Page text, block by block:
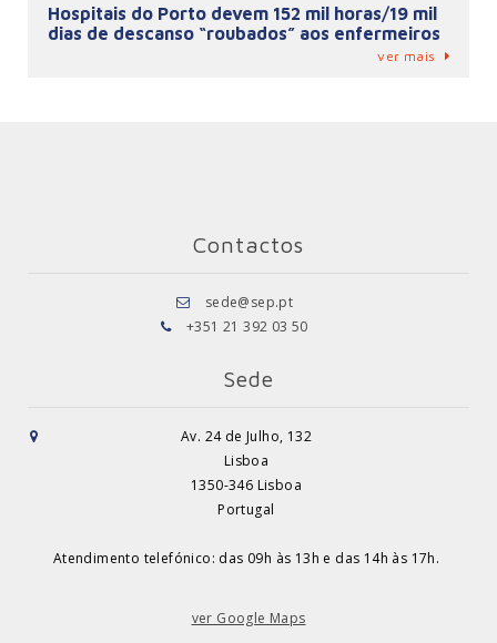
Hospitais do Porto devem 152 mil horas/19 mil
dias de descanso “roubados” aos enfermeiros
ver mais
Contactos
sede@sep.pt
+351 21 392 03 50
Sede
Av. 24 de Julho, 132
Lisboa
1350-346 Lisboa
Portugal
Atendimento telefónico: das 09h às 13h e das 14h às 17h.
ver Google Maps